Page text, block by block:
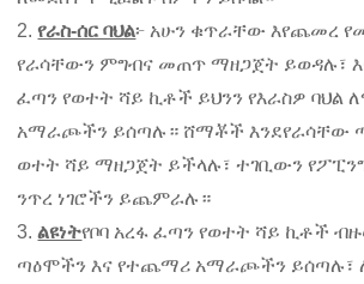
2.የራስ-ሰር ባህል፦ አሁን ቁጥራቸው እየጨመረ
የራሳቸውን ምግብና መጠጥ ማዘጋጀት ይወዳሉ፣
ፈጣን የወተት ሻይ ኪቶች ይህንን የእራስዎ ባህል
አማራጮችን ይሰጣሉ። ሸማቾች እንደየራሳቸው
ወተት ሻይ ማዘጋጀት ይችላሉ፣ ተገቢውን
ንጥረ ነገሮችን ይጨምራሉ።
3.ልዩነትየቦባ አረፋ ፈጣን የወተት ሻይ ኪቶች
ጣዕሞችን እና የተጨማሪ አማራጮችን ይሰጣሉ፣